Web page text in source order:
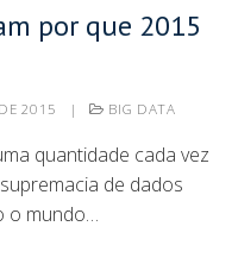
por que 2015
2015 | BIG DATA
quantidade cada vez
de dados
o mundo…